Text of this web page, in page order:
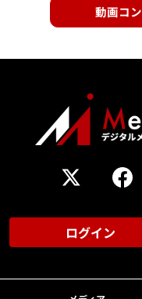
動画コ
ログイン